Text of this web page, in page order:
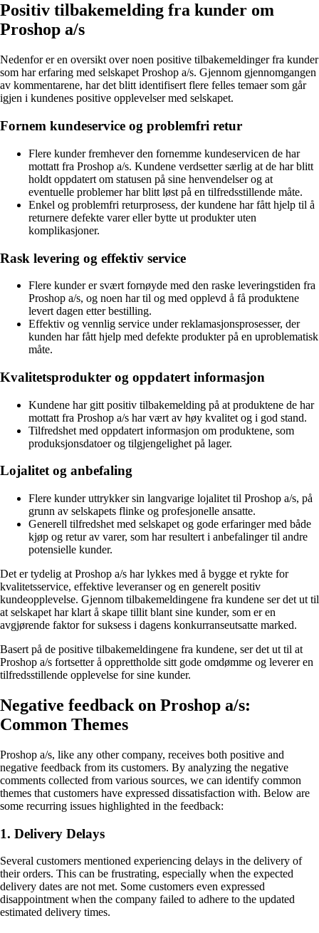
Positiv tilbakemelding fra kunder om
Proshop a/s
Nedenfor er en oversikt over noen positive tilbakemeldinger fra kunder
som har erfaring med selskapet Proshop a/s. Gjennom gjennomgangen
av kommentarene, har det blitt identifisert flere felles temaer som går
igjen i kundenes positive opplevelser med selskapet.
Fornem kundeservice og problemfri retur
Flere kunder fremhever den fornemme kundeservicen de har
mottatt fra Proshop a/s. Kundene verdsetter særlig at de har blitt
holdt oppdatert om statusen på sine henvendelser og at
eventuelle problemer har blitt løst på en tilfredsstillende måte.
Enkel og problemfri returprosess, der kundene har fått hjelp til å
returnere defekte varer eller bytte ut produkter uten
komplikasjoner.
Rask levering og effektiv service
Flere kunder er svært fornøyde med den raske leveringstiden fra
Proshop a/s, og noen har til og med opplevd å få produktene
levert dagen etter bestilling.
Effektiv og vennlig service under reklamasjonsprosesser, der
kunden har fått hjelp med defekte produkter på en uproblematisk
måte.
Kvalitetsprodukter og oppdatert informasjon
Kundene har gitt positiv tilbakemelding på at produktene de har
mottatt fra Proshop a/s har vært av høy kvalitet og i god stand.
Tilfredshet med oppdatert informasjon om produktene, som
produksjonsdatoer og tilgjengelighet på lager.
Lojalitet og anbefaling
Flere kunder uttrykker sin langvarige lojalitet til Proshop a/s, på
grunn av selskapets flinke og profesjonelle ansatte.
Generell tilfredshet med selskapet og gode erfaringer med både
kjøp og retur av varer, som har resultert i anbefalinger til andre
potensielle kunder.
Det er tydelig at Proshop a/s har lykkes med å bygge et rykte for
kvalitetsservice, effektive leveranser og en generelt positiv
kundeopplevelse. Gjennom tilbakemeldingene fra kundene ser det ut til
at selskapet har klart å skape tillit blant sine kunder, som er en
avgjørende faktor for suksess i dagens konkurranseutsatte marked.
Basert på de positive tilbakemeldingene fra kundene, ser det ut til at
Proshop a/s fortsetter å opprettholde sitt gode omdømme og leverer en
tilfredsstillende opplevelse for sine kunder.
Negative feedback on Proshop a/s:
Common Themes
Proshop a/s, like any other company, receives both positive and
negative feedback from its customers. By analyzing the negative
comments collected from various sources, we can identify common
themes that customers have expressed dissatisfaction with. Below are
some recurring issues highlighted in the feedback:
1. Delivery Delays
Several customers mentioned experiencing delays in the delivery of
their orders. This can be frustrating, especially when the expected
delivery dates are not met. Some customers even expressed
disappointment when the company failed to adhere to the updated
estimated delivery times.